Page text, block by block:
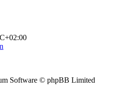
Software © phpBB Limited